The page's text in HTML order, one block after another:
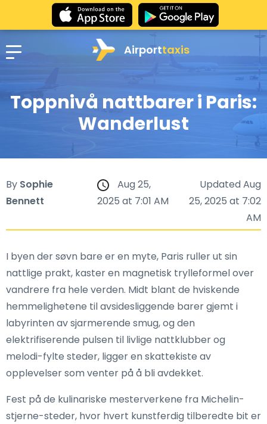
Airporttaxis
Toppnivå nattbarer i Paris:
Wanderlust
By Sophie
Bennett
Aug 25,
2025 at 7:01 AM
Updated Aug
25, 2025 at 7:02
AM
I byen der søvn bare er en myte, Paris ruller ut sin
nattlige prakt, kaster en magnetisk trylleformel over
vandrere fra hele verden. Midt blant de hviskende
hemmelighetene til avsidesliggende barer gjemt i
labyrinten av sjarmerende smug, og den
elektrifiserende pulsen til livlige nattklubber og
melodi-fylte steder, ligger en skattekiste av
opplevelser som venter på å bli avdekket.
Fest på de kulinariske mesterverkene fra Michelin-
stjerne-steder, hvor hvert kunstferdig tilberedte bit er